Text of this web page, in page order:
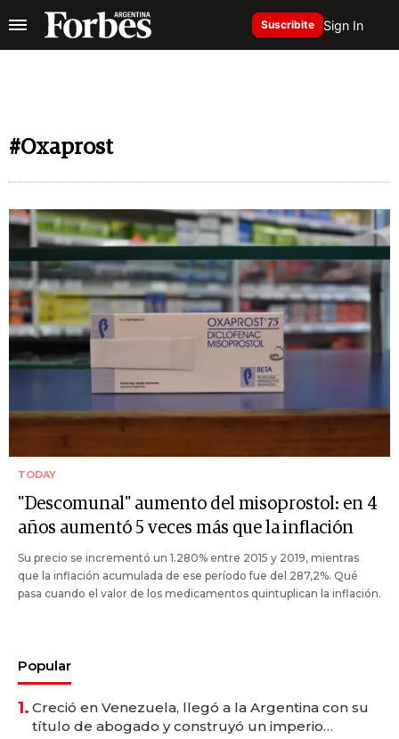
Suscribite Sign In
#Oxaprost
TODAY
"Descomunal" aumento del misoprostol: en 4
años aumentó 5 veces más que la inflación
Su precio se incrementó un 1.280% entre 2015 y 2019, mientras
que la inflación acumulada de ese período fue del 287,2%. Qué
pasa cuando el valor de los medicamentos quintuplican la inflación.
Popular
1. Creció en Venezuela, llegó a la Argentina con su
título de abogado y construyó un imperio